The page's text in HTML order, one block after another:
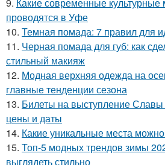
проводятся в Уфе
10. Темная помада: 7 правил для
11. Черная помада для губ: как
стильный макияж
12. Модная верхняя одежда на
главные тенденции сезона
13. Билеты на выступление Славы
цены и даты
14. Какие уникальные места
15. Топ-5 модных трендов зимы
выглядеть стильно